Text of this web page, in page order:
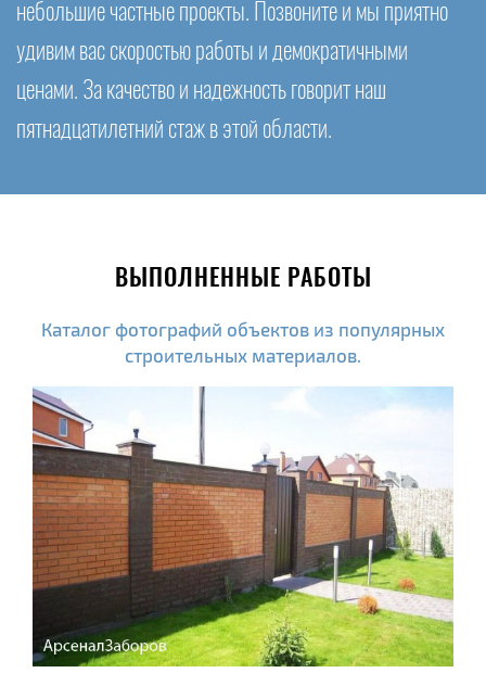
небольшие частные проекты. Позвоните и мы приятно
удивим вас скоростью работы и демократичными
ценами. За качество и надежность говорит наш
пятнадцатилетний стаж в этой области.
ВЫПОЛНЕННЫЕ РАБОТЫ
Каталог фотографий объектов из популярных
строительных материалов.